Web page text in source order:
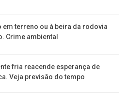
em terreno ou à beira da rodovia
Crime ambiental
fria reacende esperança de
Veja previsão do tempo